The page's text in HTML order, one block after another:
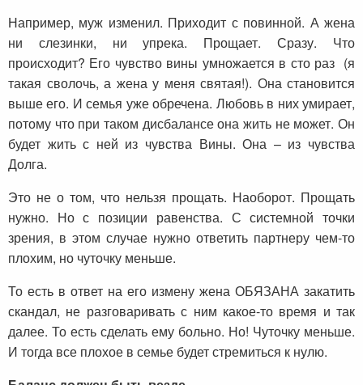
Например, муж изменил. Приходит с повинной. А жена
ни слезинки, ни упрека. Прощает. Сразу. Что
происходит? Его чувство вины умножается в сто раз (я
такая сволочь, а жена у меня святая!). Она становится
выше его. И семья уже обречена. Любовь в них умирает,
потому что при таком дисбалансе она жить не может. Он
будет жить с ней из чувства Вины. Она – из чувства
Долга.
Это не о том, что нельзя прощать. Наоборот. Прощать
нужно. Но с позиции равенства. С системной точки
зрения, в этом случае нужно ответить партнеру чем-то
плохим, но чуточку меньше.
То есть в ответ на его измену жена ОБЯЗАНА закатить
скандал, не разговаривать с ним какое-то время и так
далее. То есть сделать ему больно. Но! Чуточку меньше.
И тогда все плохое в семье будет стремиться к нулю.